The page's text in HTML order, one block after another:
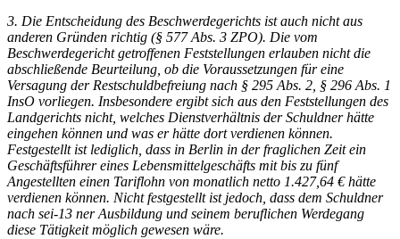
3. Die Entscheidung des Beschwerdegerichts ist auch nicht aus
anderen Gründen richtig (§ 577 Abs. 3 ZPO). Die vom
Beschwerdegericht getroffenen Feststellungen erlauben nicht die
abschließende Beurteilung, ob die Voraussetzungen für eine
Versagung der Restschuldbefreiung nach § 295 Abs. 2, § 296 Abs. 1
InsO vorliegen. Insbesondere ergibt sich aus den Feststellungen des
Landgerichts nicht, welches Dienstverhältnis der Schuldner hätte
eingehen können und was er hätte dort verdienen können.
Festgestellt ist lediglich, dass in Berlin in der fraglichen Zeit ein
Geschäftsführer eines Lebensmittelgeschäfts mit bis zu fünf
Angestellten einen Tariflohn von monatlich netto 1.427,64 € hätte
verdienen können. Nicht festgestellt ist jedoch, dass dem Schuldner
nach sei-13 ner Ausbildung und seinem beruflichen Werdegang
diese Tätigkeit möglich gewesen wäre.